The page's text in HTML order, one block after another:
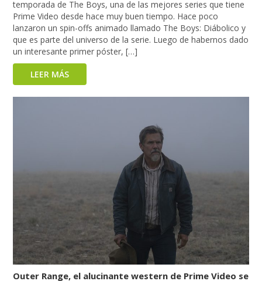
temporada de The Boys, una de las mejores series que tiene
Prime Video desde hace muy buen tiempo. Hace poco
lanzaron un spin-offs animado llamado The Boys: Diábolico y
que es parte del universo de la serie. Luego de habernos dado
un interesante primer póster, […]
LEER MÁS
Outer Range, el alucinante western de Prime Video se